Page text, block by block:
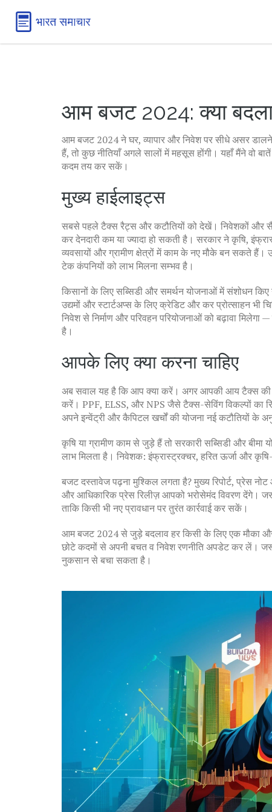
आम बजट 2024: क्या
आम बजट 2024 ने घर, व्यापार और निवेश पर सीधे असर
हैं, तो कुछ नीतियाँ अगले सालों में महसूस होंगी। यहाँ मैंने वो
कदम तय कर सकें।
मुख्य हाईलाइट्स
सबसे पहले टैक्स रैट्स और कटौतियों को देखें। निवेशकों और
कर देनदारी कम या ज्यादा हो सकती है। सरकार ने कृषि,
व्यवसायों और ग्रामीण क्षेत्रों में काम के नए मौके बन सकते
टेक कंपनियों को लाभ मिलना सम्भव है।
किसानों के लिए सब्सिडी और समर्थन योजनाओं में संशोधन
उद्यमों और स्टार्टअप्स के लिए क्रेडिट और कर प्रोत्साहन भी
निवेश से निर्माण और परिवहन परियोजनाओं को बढ़ावा
है।
आपके लिए क्या करना चाहिए
अब सवाल यह है कि आप क्या करें। अगर आपकी आय टैक्स की
करें। PPF, ELSS, और NPS जैसे टैक्स-सेविंग विकल्पों का
अपने इन्वेंट्री और कैपिटल खर्चों की योजना नई कटौतियों के
कृषि या ग्रामीण काम से जुड़े हैं तो सरकारी सब्सिडी और
लाभ मिलता है। निवेशक: इंफ्रास्ट्रक्चर, हरित ऊर्जा और
बजट दस्तावेज पढ़ना मुश्किल लगता है? मुख्य रिपोर्ट, प्रेस
और आधिकारिक प्रेस रिलीज़ आपको भरोसेमंद विवरण
ताकि किसी भी नए प्रावधान पर तुरंत कार्रवाई कर सकें।
आम बजट 2024 से जुड़े बदलाव हर किसी के लिए एक मौका
छोटे कदमों से अपनी बचत व निवेश रणनीति अपडेट कर लें।
नुकसान से बचा सकता है।